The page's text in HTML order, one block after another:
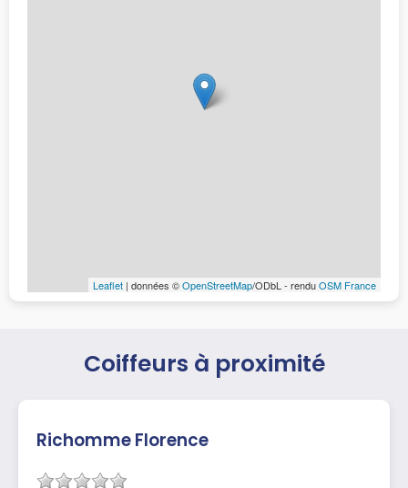
Leaflet | données ©OpenStreetMap/ODbL - renduOSM France
Coiffeurs à proximité
Richomme Florence